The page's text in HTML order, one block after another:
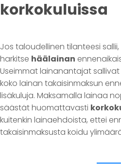
korkokuluissa
Jos taloudellinen tilanteesi sallii,
harkitse häälainan
Useimmat lainanantajat
koko lainan takaisinmaksun
lisäkuluja. Maksamalla lainaa
säästät huomattavasti
kuitenkin lainaehdoista, ettei
takaisinmaksusta koidu